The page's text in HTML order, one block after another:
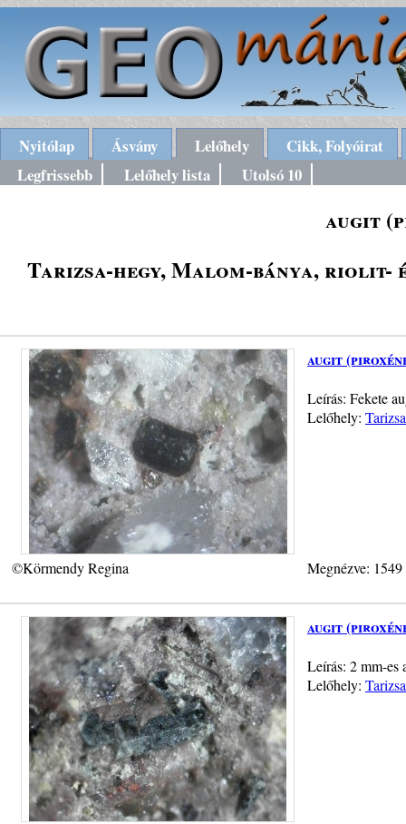
Nyitólap Ásvány Lelőhely
Cikk, Folyóirat
Legfrissebb
Lelőhely lista Utolsó 10
augit
Tarizsa-hegy, Malom-bánya, riolit-
augit
Leírás: Fekete
Lelőhely:
©Körmendy Regina Megnézve:
augit
Leírás: 2 mm-es
Lelőhely: